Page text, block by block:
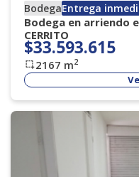
BodegaEntrega
Bodega en arriendo
CERRITO
$33.593.615
2167 m2